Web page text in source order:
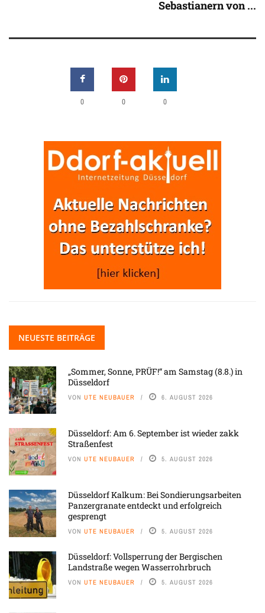
Sebastianern von ...
0 0 0
NEUESTE BEITRÄGE
„Sommer, Sonne, PRÜF!“ am Samstag (8.8.) in
Düsseldorf
VON UTE NEUBAUER 6. AUGUST 2026
Düsseldorf: Am 6. September ist wieder zakk
Straßenfest
VON UTE NEUBAUER 5. AUGUST 2026
Düsseldorf Kalkum: Bei Sondierungsarbeiten
Panzergranate entdeckt und erfolgreich
gesprengt
VON UTE NEUBAUER 5. AUGUST 2026
Düsseldorf: Vollsperrung der Bergischen
Landstraße wegen Wasserrohrbruch
VON UTE NEUBAUER 5. AUGUST 2026